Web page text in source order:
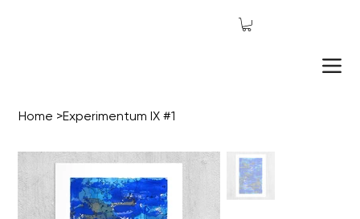
Home >Experimentum IX #1